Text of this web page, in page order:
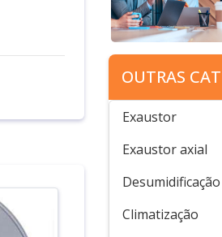
OUTRAS
Exaustor
Exaustor axial
Desumidificação
Climatização